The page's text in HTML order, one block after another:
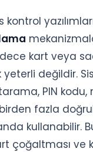
kart veya
yeterli değildir.
PIN kodu,
fazla
kullanabilir.
çoğaltması